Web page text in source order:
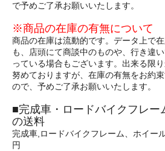
で予めご了承お願いいたします。
※商品の在庫の有無について
商品の在庫は流動的です。データ上で
も、店頭にて商談中のものや、行き違
っている場合もございます。出来る限
努めておりますが、在庫の有無をお約
ので、予めご了承お願いいたします。
■完成車・ロードバイクフレー
の送料
完成車,ロードバイクフレーム、ホイー
円